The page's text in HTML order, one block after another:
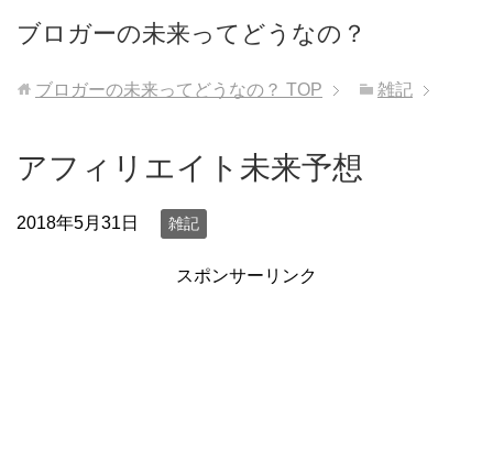
ブロガーの未来ってどうなの？
ブロガーの未来ってどうなの？ TOP 雑記
アフィリエイト未来予想
2018年5月31日 雑記
スポンサーリンク